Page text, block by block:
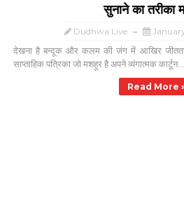
सुनाने का तरीका
Dudhwa Live
देखना है बन्दूक और कलम की जंग में आखिर जीतता
साप्ताहिक पत्रिका जो मशहूर है अपने व्यंगात्मक कार्टून...
Read More